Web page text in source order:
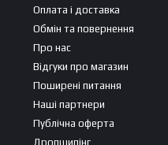
Оплата і доставка
Обмін та повернення
Про нас
Відгуки про магазин
Поширені питання
Наші партнери
Публічна оферта
Дропшипінг